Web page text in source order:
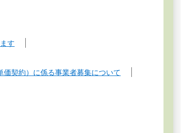
す
契約）に係る事業者募集について